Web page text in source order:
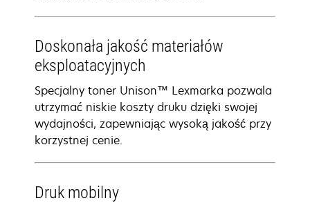
Doskonała jakość materiałów
eksploatacyjnych
Specjalny toner Unison™ Lexmarka pozwala
utrzymać niskie koszty druku dzięki swojej
wydajności, zapewniając wysoką jakość przy
korzystnej cenie.
Druk mobilny